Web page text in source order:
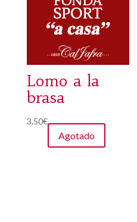
Lomo a la
brasa
3,50€
Agotado